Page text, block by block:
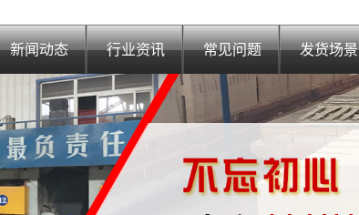
新闻动态 行业资讯 常见问题 发货场景